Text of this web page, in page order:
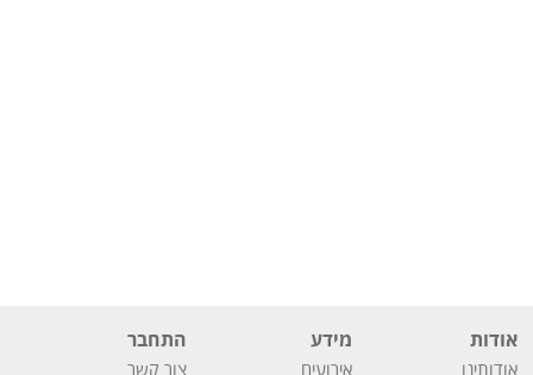
אודות
אודותינו
מידע
אירועים
התחבר
צור קשר